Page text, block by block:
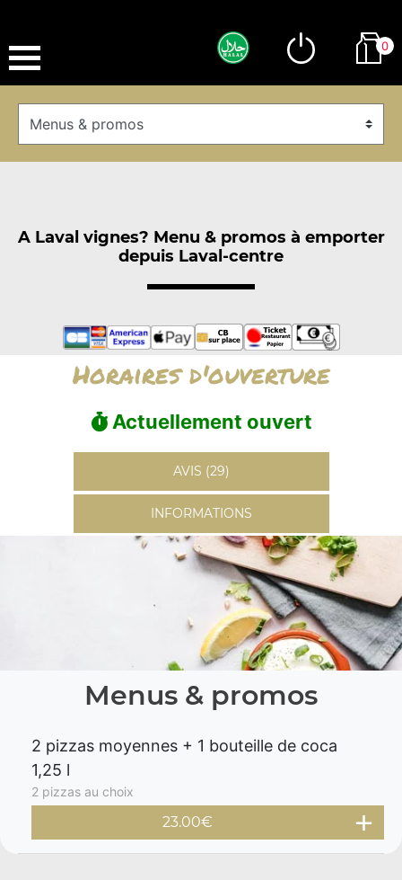
0
A Laval vignes? Menu & promos à emporter
depuis Laval-centre
Horaires d'ouverture
Actuellement ouvert
AVIS (29)
INFORMATIONS
Menus & promos
2 pizzas moyennes + 1 bouteille de coca
1,25 l
2 pizzas au choix
23.00€